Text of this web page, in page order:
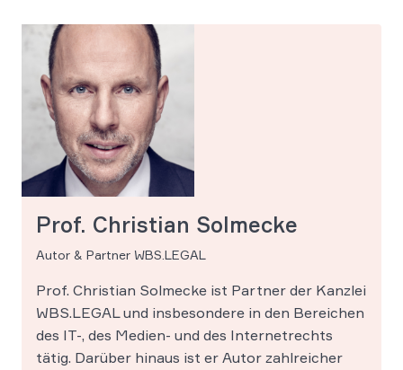
Prof. Christian Solmecke
Autor & Partner WBS.LEGAL
Prof. Christian Solmecke ist Partner der Kanzlei
WBS.LEGAL und insbesondere in den Bereichen
des IT-, des Medien- und des Internetrechts
tätig. Darüber hinaus ist er Autor zahlreicher